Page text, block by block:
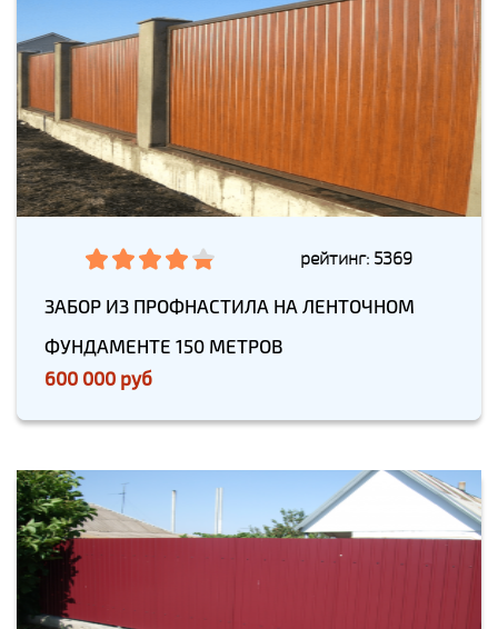
рейтинг: 5369
ЗАБОР ИЗ ПРОФНАСТИЛА НА ЛЕНТОЧНОМ
ФУНДАМЕНТЕ 150 МЕТРОВ
600 000 руб